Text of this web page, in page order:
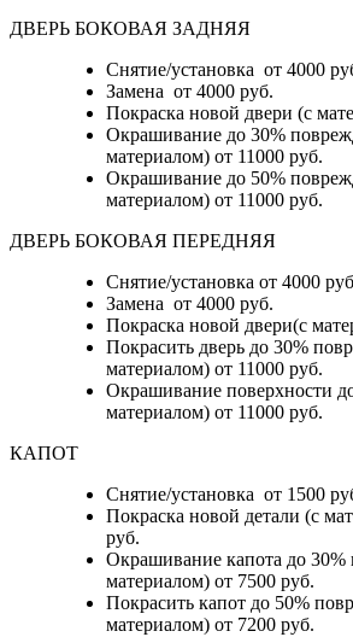
ДВЕРЬ БОКОВАЯ ЗАДНЯЯ
Снятие/установка от 4000
Замена от 4000 руб.
Покраска новой двери (с
Окрашивание до 30%
материалом) от 11000 руб.
Окрашивание до 50%
материалом) от 11000 руб.
ДВЕРЬ БОКОВАЯ ПЕРЕДНЯЯ
Снятие/установка от 4000
Замена от 4000 руб.
Покраска новой двери(с
Покрасить дверь до 30%
материалом) от 11000 руб.
Окрашивание поверхности
материалом) от 11000 руб.
КАПОТ
Снятие/установка от 1500
Покраска новой детали (с
руб.
Окрашивание капота до 30%
материалом) от 7500 руб.
Покрасить капот до 50%
материалом) от 7200 руб.